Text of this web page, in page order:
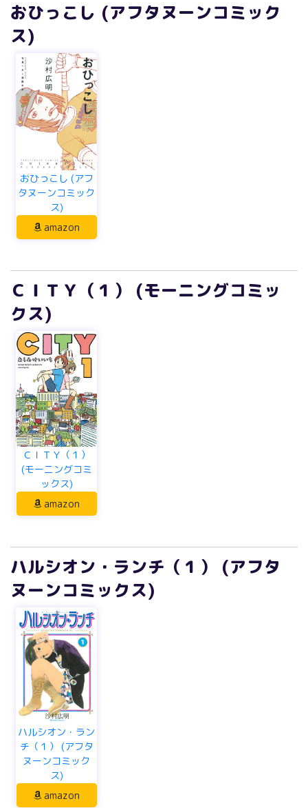
おひっこし (アフタヌーンコミック
ス)
おひっこし (アフ
タヌーンコミック
ス)
amazon
ＣＩＴＹ（１） (モーニングコミッ
クス)
ＣＩＴＹ（１）
(モーニングコミ
ックス)
amazon
ハルシオン・ランチ（１） (アフタ
ヌーンコミックス)
ハルシオン・ラン
チ（１） (アフタ
ヌーンコミック
ス)
amazon